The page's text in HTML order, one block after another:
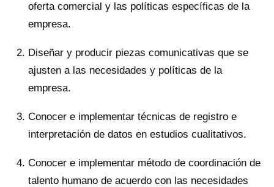
oferta comercial y las políticas específicas de la
empresa.
Diseñar y producir piezas comunicativas que se
ajusten a las necesidades y políticas de la
empresa.
Conocer e implementar técnicas de registro e
interpretación de datos en estudios cualitativos.
Conocer e implementar método de coordinación de
talento humano de acuerdo con las necesidades